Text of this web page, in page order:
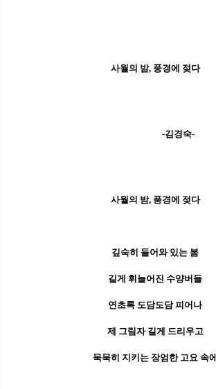
사월의 밤, 풍경에 젖다
-김경숙-
사월의 밤, 풍경에 젖다
깊숙히 들어와 있는 봄
길게 휘늘어진 수양버들
연초록 도담도담 피어나
제 그림자 길게 드리우고
묵묵히 지키는 장엄한 고요 속에